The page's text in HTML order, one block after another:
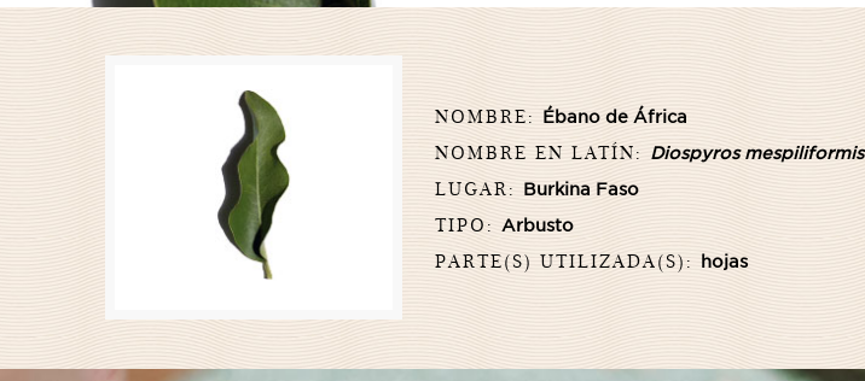
NOMBRE: Ébano de África
NOMBRE EN LATÍN: Diospyros mespiliformis
LUGAR: Burkina Faso
TIPO: Arbusto
PARTE(S) UTILIZADA(S): hojas